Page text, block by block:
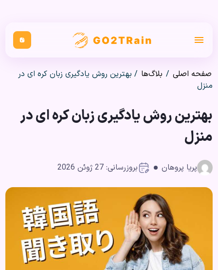
صفحه اصلی / بلاگ‌ها / بهترین روش یادگیری زبان کره ای در
منزل
بهترین روش یادگیری زبان کره ای در
منزل
پریا پروهان بروزرسانی: 27 ژوئن 2026